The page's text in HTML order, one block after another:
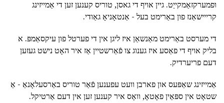
ופמערקזאַמקייַט. גיין אויף די גאסן, טוריס קענען זען די אַמייזינג
קרייישאַנז פון באַרימט בעל - אַנטאָניאָ גאַודי.
די מערסט באַרימט מאַנשאַן איז ליגן אין די פערטל פון עיקסאַמפּ. א
בליק אויף די פאַסע איז גענוג צו פֿאַרשטיין אַז איר האָט נישט געזען
דעם פריערדיק.
אַמייזינג שאַפּעס און פארבן וועט עפענען פֿאַר טוריס באַרסעלאָנאַ - אַ
שטאָט אין ספּאַין פאָטאָ, וואָס איר קענען זען אין דעם אַרטיקל.